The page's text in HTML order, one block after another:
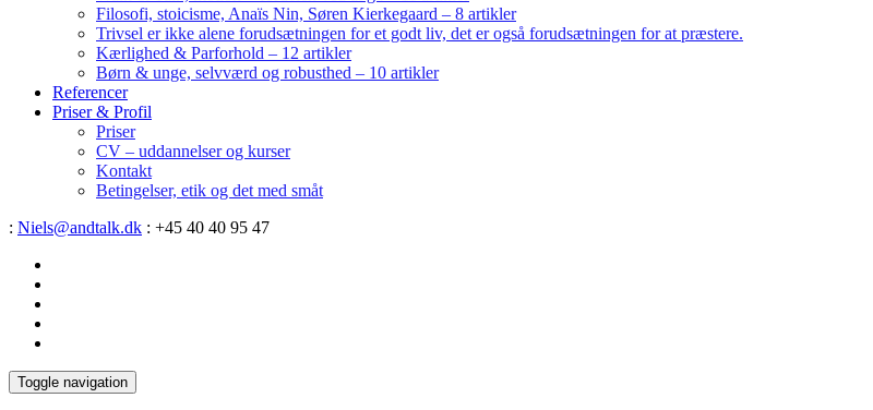
Filosofi, stoicisme, Anaïs Nin, Søren Kierkegaard – 8 artikler
Trivsel er ikke alene forudsætningen for et godt liv, det er også forudsætningen for at præstere.
Kærlighed & Parforhold – 12 artikler
Børn & unge, selvværd og robusthed – 10 artikler
Referencer
Priser & Profil
Priser
CV – uddannelser og kurser
Kontakt
Betingelser, etik og det med småt
: Niels@andtalk.dk : +45 40 40 95 47
Toggle navigation